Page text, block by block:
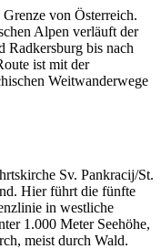
von Österreich.
Alpen verläuft der
Radkersburg bis nach
ist mit der
Weitwanderwege
Sv. Pankracij/St.
Hier führt die fünfte
in westliche
1.000 Meter Seehöhe,
meist durch Wald.